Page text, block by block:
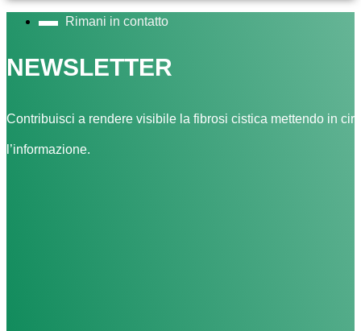
Rimani in contatto
NEWSLETTER
Contribuisci a rendere visibile la fibrosi cistica mettendo in
l’informazione.